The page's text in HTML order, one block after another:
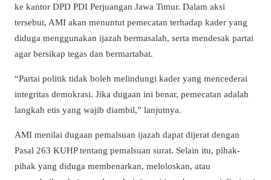
ke kantor DPD PDI Perjuangan Jawa Timur. Dalam aksi
tersebut, AMI akan menuntut pemecatan terhadap kader yang
diduga menggunakan ijazah bermasalah, serta mendesak partai
agar bersikap tegas dan bermartabat.
“Partai politik tidak boleh melindungi kader yang mencederai
integritas demokrasi. Jika dugaan ini benar, pemecatan adalah
langkah etis yang wajib diambil,” lanjutnya.
AMI menilai dugaan pemalsuan ijazah dapat dijerat dengan
Pasal 263 KUHP tentang pemalsuan surat. Selain itu, pihak-
pihak yang diduga membenarkan, meloloskan, atau